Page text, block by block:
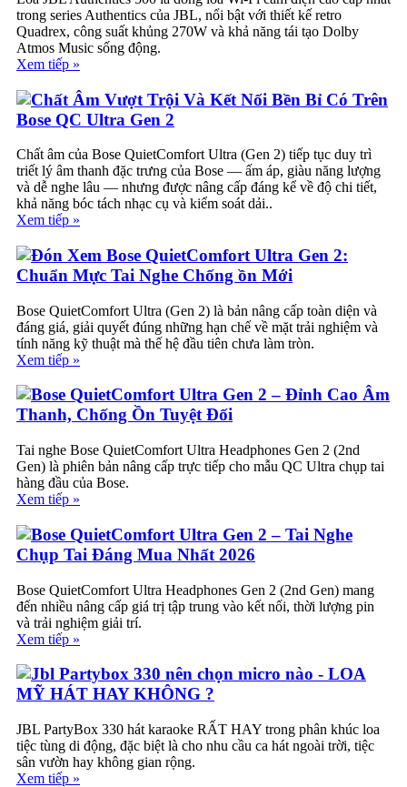
trong series Authentics của JBL, nổi bật với thiết kế retro
Quadrex, công suất khủng 270W và khả năng tái tạo Dolby
Atmos Music sống động.
Xem tiếp »
Chất Âm Vượt Trội Và Kết Nối Bền Bỉ Có Trên
Bose QC Ultra Gen 2
Chất âm của Bose QuietComfort Ultra (Gen 2) tiếp tục duy trì
triết lý âm thanh đặc trưng của Bose — ấm áp, giàu năng lượng
và dễ nghe lâu — nhưng được nâng cấp đáng kể về độ chi tiết,
khả năng bóc tách nhạc cụ và kiểm soát dải..
Xem tiếp »
Đón Xem Bose QuietComfort Ultra Gen 2:
Chuẩn Mực Tai Nghe Chống ồn Mới
Bose QuietComfort Ultra (Gen 2) là bản nâng cấp toàn diện và
đáng giá, giải quyết đúng những hạn chế về mặt trải nghiệm và
tính năng kỹ thuật mà thế hệ đầu tiên chưa làm tròn.
Xem tiếp »
Bose QuietComfort Ultra Gen 2 – Đỉnh Cao Âm
Thanh, Chống Ồn Tuyệt Đối
Tai nghe Bose QuietComfort Ultra Headphones Gen 2 (2nd
Gen) là phiên bản nâng cấp trực tiếp cho mẫu QC Ultra chụp tai
hàng đầu của Bose.
Xem tiếp »
Bose QuietComfort Ultra Gen 2 – Tai Nghe
Chụp Tai Đáng Mua Nhất 2026
Bose QuietComfort Ultra Headphones Gen 2 (2nd Gen) mang
đến nhiều nâng cấp giá trị tập trung vào kết nối, thời lượng pin
và trải nghiệm giải trí.
Xem tiếp »
Jbl Partybox 330 nên chọn micro nào - LOA
MỸ HÁT HAY KHÔNG ?
JBL PartyBox 330 hát karaoke RẤT HAY trong phân khúc loa
tiệc tùng di động, đặc biệt là cho nhu cầu ca hát ngoài trời, tiệc
sân vườn hay không gian rộng.
Xem tiếp »